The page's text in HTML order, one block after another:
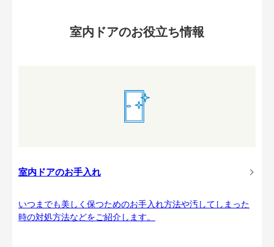
室内ドアのお役立ち情報
室内ドアのお手入れ
いつまでも美しく保つためのお手入れ方法や汚してしまった
時の対処方法などをご紹介します。